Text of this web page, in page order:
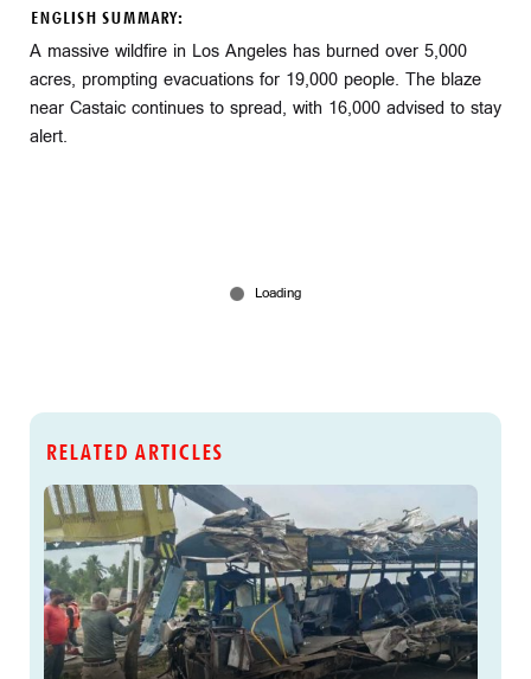
ENGLISH SUMMARY:
A massive wildfire in Los Angeles has burned over 5,000
acres, prompting evacuations for 19,000 people. The blaze
near Castaic continues to spread, with 16,000 advised to stay
alert.
RELATED ARTICLES